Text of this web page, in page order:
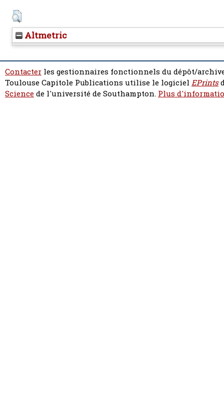
Altmetric
Contacter les gestionnaires fonctionnels du dépôt/
Toulouse Capitole Publications utilise le logiciel EPrints
Sciencede l'université de Southampton. Plus